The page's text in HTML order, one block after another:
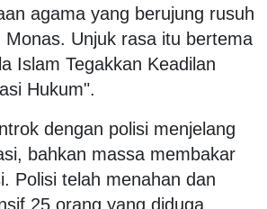
agama yang berujung rusuh
Monas. Unjuk rasa itu bertema
Islam Tegakkan Keadilan
Hukum".
dengan polisi menjelang
bahkan massa membakar
Polisi telah menahan dan
25 orang yang diduga